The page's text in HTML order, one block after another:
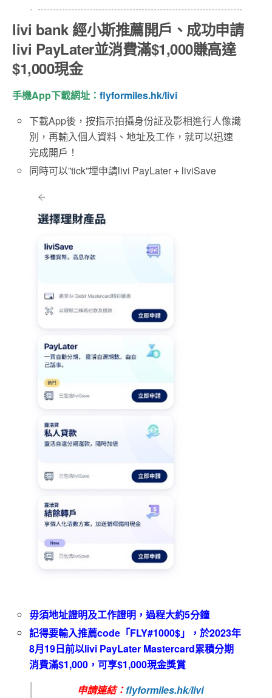
livi bank經小斯推薦開戶、成功申請
livi PayLater並消費滿$1,000賺高達
$1,000現金
手機App下載網址： flyformiles.hk/livi
下載App後，按指示拍攝身份証及影相進行人像識
別，再輸入個人資料、地址及工作，就可以迅速
完成開戶！
同時可以”tick”埋申請livi PayLater + liviSave
毋須地址證明及工作證明，過程大約5分鐘
記得要輸入推薦code「FLY#1000$」
，於2023年
8月19日前以livi PayLater Mastercard累積分期
消費滿$1,000 ，可享$1,000現金獎賞
申請連結：flyformiles.hk/livi